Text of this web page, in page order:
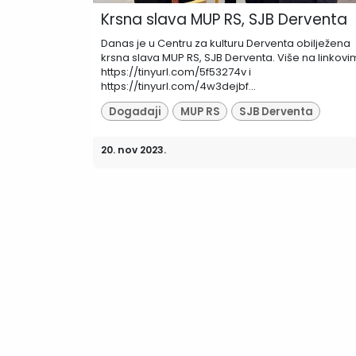
Krsna slava MUP RS, SJB Derventa
Danas je u Centru za kulturu Derventa obilježena
krsna slava MUP RS, SJB Derventa. Više na
https://tinyurl.com/5f53274v i
https://tinyurl.com/4w3dejbf...
Događaji
MUP RS SJB Derventa
20. nov 2023.